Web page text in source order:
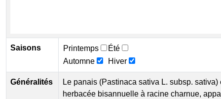
Saisons Printemps
Été
Automne
Hiver
Généralités
Le panais (Pastinaca sativa L. subsp. sativa)
herbacée bisannuelle à racine charnue,